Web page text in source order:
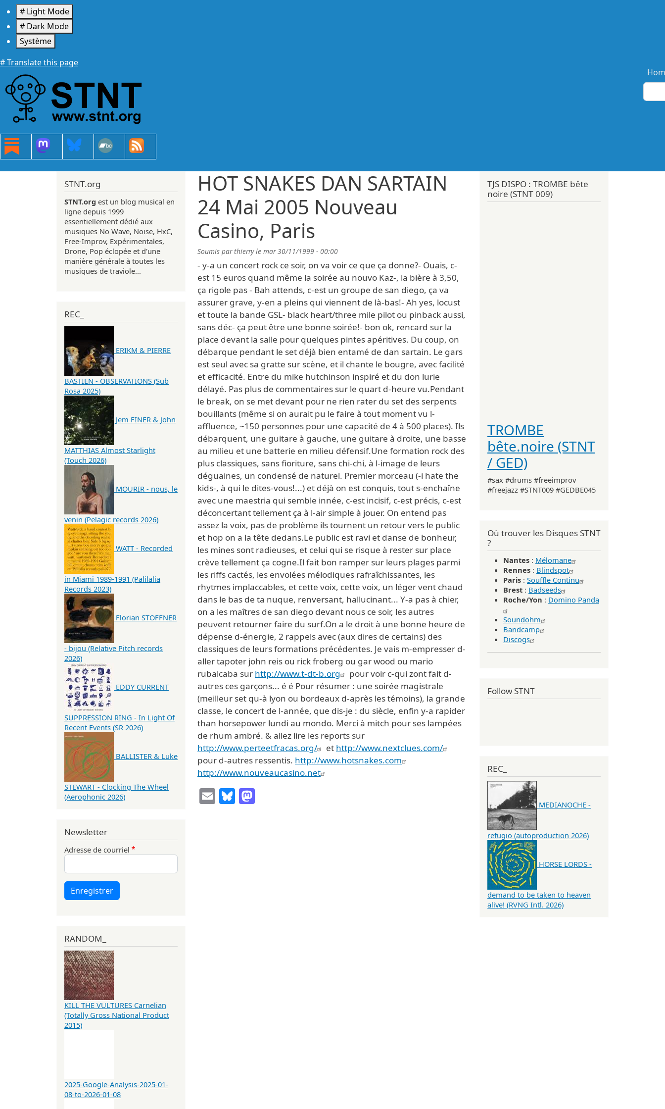
Aller au contenu principal
# Light Mode
# Dark Mode
Système
# Translate this page
HOT SNAKES DAN SARTAIN
24 Mai 2005 Nouveau
Casino, Paris
Soumis parthierryle mar 30/11/1999 - 00:00
- y-a un concert rock ce soir, on va voir ce que ça donne?- Ouais, c-
est 15 euros quand même la soirée au nouvo Kaz-, la bière à 3,50,
ça rigole pas - Bah attends, c-est un groupe de san diego, ça va
assurer grave, y-en a pleins qui viennent de là-bas!- Ah yes, locust
et toute la bande GSL- black heart/three mile pilot ou pinback aussi,
sans déc- ça peut être une bonne soirée!- bon ok, rencard sur la
place devant la salle pour quelques pintes apéritives. Du coup, on
débarque pendant le set déjà bien entamé de dan sartain. Le gars
est seul avec sa gratte sur scène, et il chante le bougre, avec facilité
et efficacité. Entre du mike hutchinson inspiré et du don lurie
délayé. Pas plus de commentaires sur le quart d-heure vu.Pendant
le break, on se met devant pour ne rien rater du set des serpents
bouillants (même si on aurait pu le faire à tout moment vu l-
affluence, ~150 personnes pour une capacité de 4 à 500 places). Ils
débarquent, une guitare à gauche, une guitare à droite, une basse
au milieu et une batterie en milieu défensif.Une formation rock des
plus classiques, sans fioriture, sans chi-chi, à l-image de leurs
déguaines, un condensé de naturel. Premier morceau (-i hate the
kids-, à qui le dites-vous!...) et déjà on est conquis, tout s-enchaîne
avec une maestria qui semble innée, c-est incisif, c-est précis, c-est
déconcertant tellement ça à l-air simple à jouer. On entend pas
assez la voix, pas de problème ils tournent un retour vers le public
et hop on a la tête dedans.Le public est ravi et danse de bonheur,
les mines sont radieuses, et celui qui se risque à rester sur place
crève tellement ça cogne.Il fait bon ramper sur leurs plages parmi
les riffs cactés, les envolées mélodiques rafraîchissantes, les
rhytmes implaccables, et cette voix, cette voix, un léger vent chaud
dans le bas de ta nuque, renversant, hallucinant... Y-a pas à chier,
on a les maîtres de san diego devant nous ce soir, les autres
peuvent retourner faire du surf.On a le droit à une bonne heure de
dépense d-énergie, 2 rappels avec (aux dires de certains) des
classiques de leurs formations précédentes. Je vais m-empresser d-
aller tapoter john reis ou rick froberg ou gar wood ou mario
rubalcaba sur http://www.t-dt-b.org
pour voir c-qui zont fait d-
autres ces garçons... é é Pour résumer : une soirée magistrale
(meilleur set qu-à lyon ou bordeaux d-après les témoins), la grande
classe, le concert de l-année, que dis-je : du siècle, enfin y-a rapider
than horsepower lundi au mondo. Merci à mitch pour ses lampées
de rhum ambré. & allez lire les reports sur
http://www.perteetfracas.org/
et http://www.nextclues.com/
pour d-autres ressentis. http://www.hotsnakes.com
http://www.nouveaucasino.net
EmailBluesky
STNT.org
STNT.org est un blog musical en
ligne depuis 1999
essentiellement dédié aux
musiques No Wave, Noise, HxC,
Free-Improv, Expérimentales,
Drone, Pop éclopée et d'une
manière générale à toutes les
musiques de traviole...
REC_
ERIKM & PIERRE
BASTIEN - OBSERVATIONS (Sub
Rosa 2025)
Jem FINER & John
MATTHIAS Almost Starlight
(Touch 2026)
MOURIR - nous, le
venin (Pelagic records 2026)
WATT - Recorded
in Miami 1989-1991 (Palilalia
Records 2023)
Florian STOFFNER
- bijou (Relative Pitch records
2026)
EDDY CURRENT
SUPPRESSION RING - In Light Of
Recent Events (SR 2026)
BALLISTER & Luke
STEWART - Clocking The Wheel
(Aerophonic 2026)
Newsletter
Adresse de courriel
Enregistrer
RANDOM_
KILL THE VULTURES Carnelian
(Totally Gross National Product
2015)
2025-Google-Analysis-2025-01-
08-to-2026-01-08
TJS DISPO : TROMBE bête
noire (STNT 009)
TROMBE
bête.noire (STNT
/ GED)
#sax #drums #freeimprov
#freejazz #STNT009 #GEDBE045
Où trouver les Disques STNT
?
Nantes : Mélomane
Rennes : Blindspot
Paris : Souffle Continu
Brest : Badseeds
Roche/Yon : Domino Panda
Soundohm
Bandcamp
Discogs
Follow STNT
REC_
MEDIANOCHE -
refugio (autoproduction 2026)
HORSE LORDS -
demand to be taken to heaven
alive! (RVNG Intl. 2026)